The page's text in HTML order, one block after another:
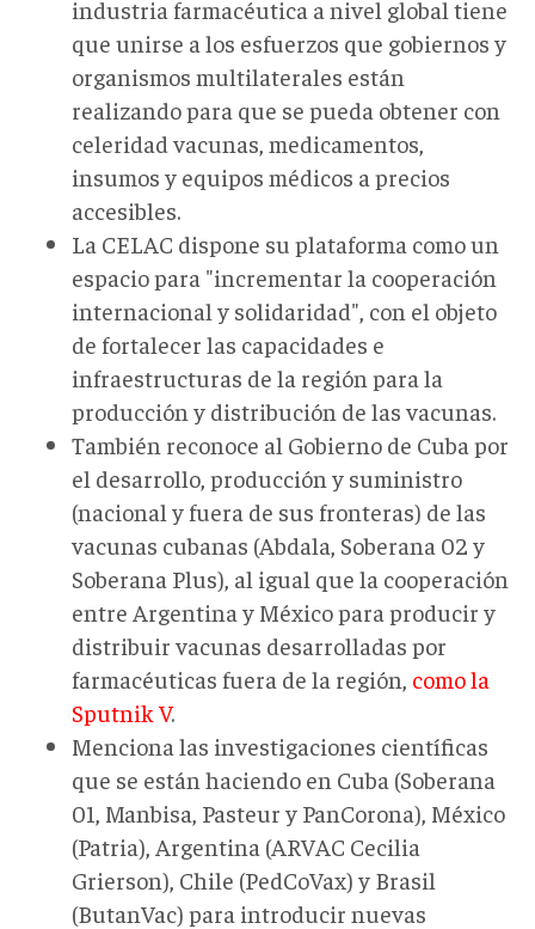
industria farmacéutica a nivel global tiene
que unirse a los esfuerzos que gobiernos y
organismos multilaterales están
realizando para que se pueda obtener con
celeridad vacunas, medicamentos,
insumos y equipos médicos a precios
accesibles.
La CELAC dispone su plataforma como un
espacio para "incrementar la cooperación
internacional y solidaridad", con el objeto
de fortalecer las capacidades e
infraestructuras de la región para la
producción y distribución de las vacunas.
También reconoce al Gobierno de Cuba por
el desarrollo, producción y suministro
(nacional y fuera de sus fronteras) de las
vacunas cubanas (Abdala, Soberana 02 y
Soberana Plus), al igual que la cooperación
entre Argentina y México para producir y
distribuir vacunas desarrolladas por
farmacéuticas fuera de la región, como la
Sputnik V.
Menciona las investigaciones científicas
que se están haciendo en Cuba (Soberana
01, Manbisa, Pasteur y PanCorona), México
(Patria), Argentina (ARVAC Cecilia
Grierson), Chile (PedCoVax) y Brasil
(ButanVac) para introducir nuevas